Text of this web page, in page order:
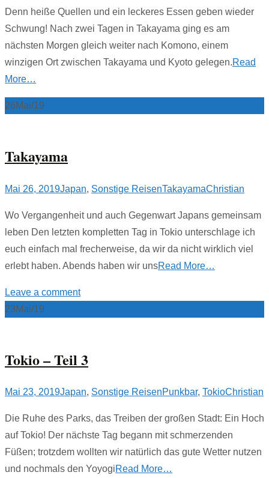
Denn heiße Quellen und ein leckeres Essen geben wieder
Schwung! Nach zwei Tagen in Takayama ging es am
nächsten Morgen gleich weiter nach Komono, einem
winzigen Ort zwischen Takayama und Kyoto gelegen.Read
More…
26Mai/19
Takayama
Mai 26, 2019Japan, Sonstige ReisenTakayamaChristian
Wo Vergangenheit und auch Gegenwart Japans gemeinsam
leben Den letzten kompletten Tag in Tokio unterschlage ich
euch einfach mal frecherweise, da wir da nicht wirklich viel
erlebt haben. Abends haben wir unsRead More…
Leave a comment
23Mai/19
Tokio – Teil 3
Mai 23, 2019Japan, Sonstige ReisenPunkbar, TokioChristian
Die Ruhe des Parks, das Treiben der großen Stadt: Ein Hoch
auf Tokio! Der nächste Tag begann mit schmerzenden
Füßen; trotzdem wollten wir natürlich das gute Wetter nutzen
und nochmals den YoyogiRead More…